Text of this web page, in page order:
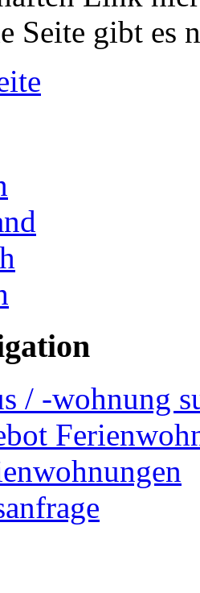
Seite gibt es
/ -wohnung